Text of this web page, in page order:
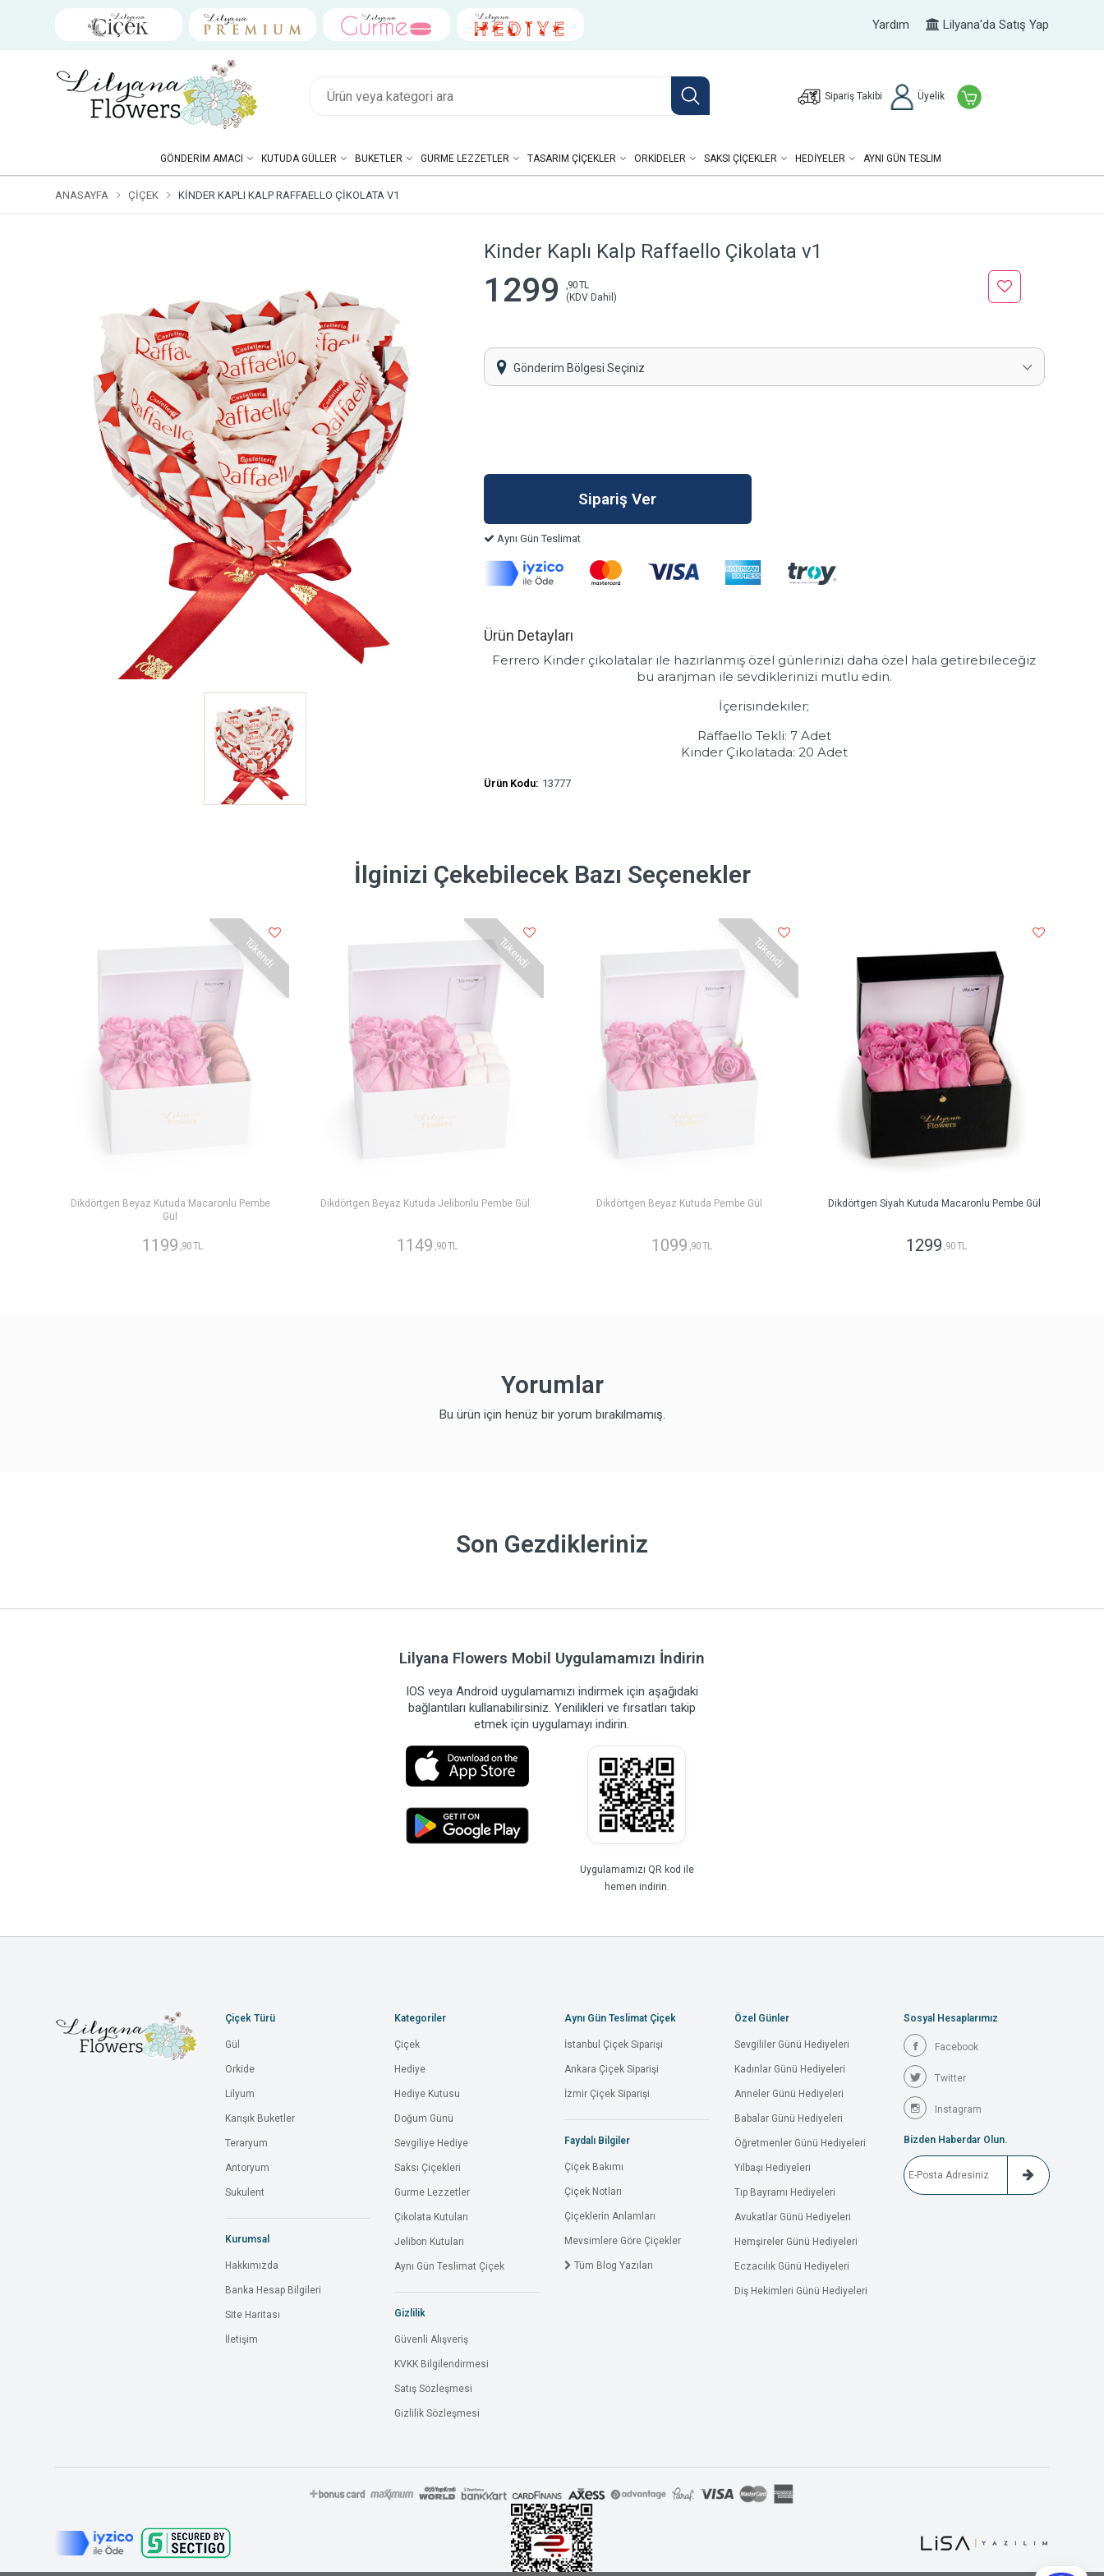
Yardım Lilyana'da Satış Yap
Sipariş Takibi Üyelik
GÖNDERIM AMACI KUTUDA GÜLLER BUKETLER GURME LEZZETLER TASARIM ÇIÇEKLER ORKIDELER SAKSI ÇIÇEKLER HEDIYELER AYNI GÜN TESLİM
ANASAYFA ÇIÇEK KINDER KAPLI KALP RAFFAELLO ÇIKOLATA V1
Kinder Kaplı Kalp Raffaello Çikolata v1
1299
,90 TL
(KDV Dahil)
Gönderim Bölgesi Seçiniz
Aynı Gün Teslimat
Ürün Detayları
Ferrero Kinder çikolatalar ile hazırlanmış özel günlerinizi daha özel hala getirebileceğiz
bu aranjman ile sevdiklerinizi mutlu edin.
İçerisindekiler;
Raffaello Tekli: 7 Adet
Kinder Çikolatada: 20 Adet
Ürün Kodu: 13777
İlginizi Çekebilecek Bazı Seçenekler
Tükendi
Dikdörtgen Beyaz Kutuda Macaronlu Pembe
Gül
1199 ,90 TL
Tükendi
Dikdörtgen Beyaz Kutuda Jelibonlu Pembe Gül
1149 ,90 TL
Tükendi
Dikdörtgen Beyaz Kutuda Pembe Gül
1099 ,90 TL
Dikdörtgen Siyah Kutuda Macaronlu Pembe Gül
1299 ,90 TL
Yorumlar
Bu ürün için henüz bir yorum bırakılmamış.
Son Gezdikleriniz
Lilyana Flowers Mobil Uygulamamızı İndirin
IOS veya Android uygulamamızı indirmek için aşağıdaki
bağlantıları kullanabilirsiniz. Yenilikleri ve fırsatları takip
etmek için uygulamayı indirin.
Uygulamamızı QR kod ile
hemen indirin.
Çiçek Türü
Gül
Orkide
Lilyum
Karışık Buketler
Teraryum
Antoryum
Sukulent
Kurumsal
Hakkımızda
Banka Hesap Bilgileri
Site Haritası
İletişim
Kategoriler
Çiçek
Hediye
Hediye Kutusu
Doğum Günü
Sevgiliye Hediye
Saksı Çiçekleri
Gurme Lezzetler
Çikolata Kutuları
Jelibon Kutuları
Aynı Gün Teslimat Çiçek
Gizlilik
Güvenli Alışveriş
KVKK Bilgilendirmesi
Satış Sözleşmesi
Gizlilik Sözleşmesi
Aynı Gün Teslimat Çiçek
İstanbul Çiçek Siparişi
Ankara Çiçek Siparişi
İzmir Çiçek Siparişi
Faydalı Bilgiler
Çiçek Bakımı
Çiçek Notları
Çiçeklerin Anlamları
Mevsimlere Göre Çiçekler
Tüm Blog Yazıları
Özel Günler
Sevgililer Günü Hediyeleri
Kadınlar Günü Hediyeleri
Anneler Günü Hediyeleri
Babalar Günü Hediyeleri
Öğretmenler Günü Hediyeleri
Yılbaşı Hediyeleri
Tıp Bayramı Hediyeleri
Avukatlar Günü Hediyeleri
Hemşireler Günü Hediyeleri
Eczacılık Günü Hediyeleri
Diş Hekimleri Günü Hediyeleri
Sosyal Hesaplarımız
Facebook
Twitter
Instagram
Bizden Haberdar Olun.